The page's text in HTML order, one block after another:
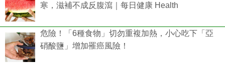
寒，滋補不成反腹瀉｜每日健康 Health
危險！「6種食物」切勿重複加熱，小心吃下「亞
硝酸鹽」增加罹癌風險！